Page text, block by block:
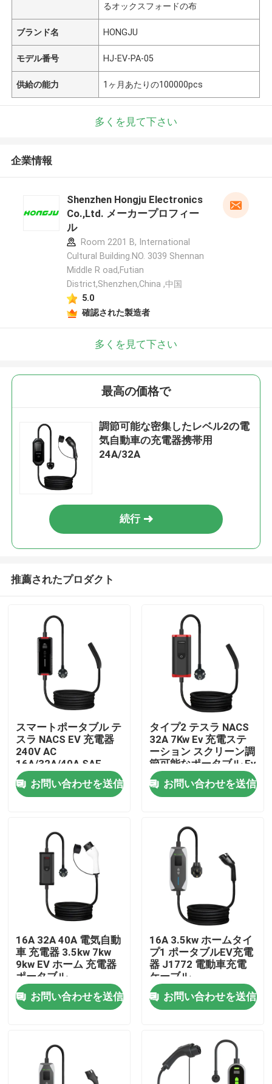
ホーム
企業情報
EVの充電器の解決
EVの充電ステーション
携帯用EVの充電器
wallboxのevの充電器
EVの充電器の延長コード
るオックスフォードの布
ブランド名 HONGJU
モデル番号 HJ-EV-PA-05
供給の能力 1ヶ月あたりの100000pcs
多くを見て下さい
企業情報
Shenzhen Hongju Electronics
Co.,Ltd. メーカープロフィー
ル
Room 2201 B, International
Cultural Building.NO. 3039 Shennan
Middle R oad,Futian
District,Shenzhen,China ,中国
5.0
確認された製造者
多くを見て下さい
最高の価格で
調節可能な密集したレベル2の電
気自動車の充電器携帯用
24A/32A
続行
推薦されたプロダクト
スマートポータブル テ
スラ NACS EV 充電器
240V AC
16A/32A/40A SAE
J3400 家庭用電気自動
車充電器
お問い合わせを送信
タイプ2 テスラ NACS
32A 7Kw Ev 充電ステ
ーション スクリーン調
節可能なポータブル Ev
充電器
お問い合わせを送信
16A 32A 40A 電気自動
車 充電器 3.5kw 7kw
9kw EV ホーム 充電器
ポータブル
お問い合わせを送信
16A 3.5kw ホームタイ
プ1 ポータブルEV充電
器 J1772 電動車充電
ケーブル
お問い合わせを送信